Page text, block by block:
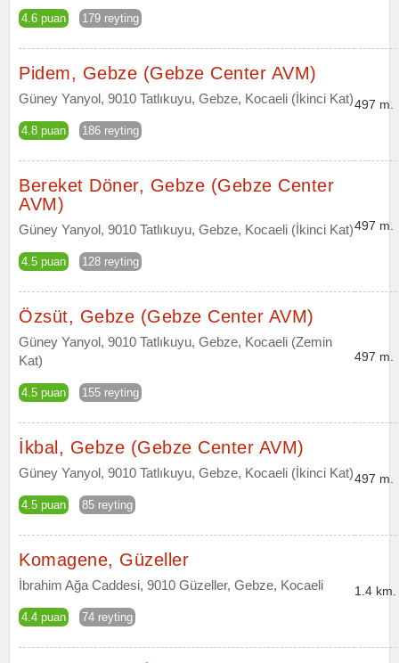
4.6 puan 179 reyting
Pidem, Gebze (Gebze Center AVM)
Güney Yanyol, 9010 Tatlıkuyu, Gebze, Kocaeli (İkinci Kat)
4.8 puan 186 reyting
497 m.
Bereket Döner, Gebze (Gebze Center
AVM)
Güney Yanyol, 9010 Tatlıkuyu, Gebze, Kocaeli (İkinci Kat)
4.5 puan 128 reyting
497 m.
Özsüt, Gebze (Gebze Center AVM)
Güney Yanyol, 9010 Tatlıkuyu, Gebze, Kocaeli (Zemin
Kat)
4.5 puan 155 reyting
497 m.
İkbal, Gebze (Gebze Center AVM)
Güney Yanyol, 9010 Tatlıkuyu, Gebze, Kocaeli (İkinci Kat)
4.5 puan 85 reyting
497 m.
Komagene, Güzeller
İbrahim Ağa Caddesi, 9010 Güzeller, Gebze, Kocaeli
4.4 puan 74 reyting
1.4 km.